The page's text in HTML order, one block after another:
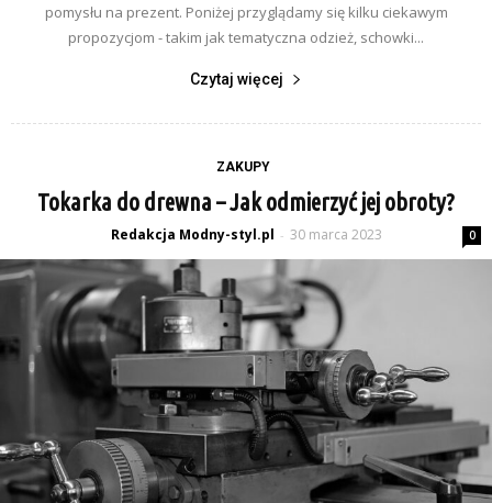
pomysłu na prezent. Poniżej przyglądamy się kilku ciekawym
propozycjom - takim jak tematyczna odzież, schowki...
Czytaj więcej
ZAKUPY
Tokarka do drewna – Jak odmierzyć jej obroty?
Redakcja Modny-styl.pl - 30 marca 2023 0